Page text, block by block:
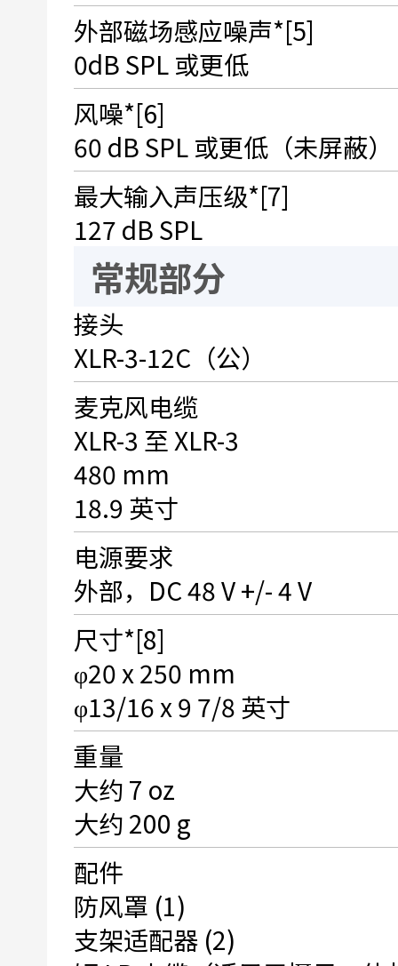
外部磁场感应噪声*[5]
0dB SPL 或更低
风噪*[6]
60 dB SPL 或更低（未屏蔽）
最大输入声压级*[7]
127 dB SPL
常规部分
接头
XLR-3-12C（公）
麦克风电缆
XLR-3 至 XLR-3
480 mm
18.9 英寸
电源要求
外部，DC 48 V +/- 4 V
尺寸*[8]
φ20 x 250 mm
φ13/16 x 9 7/8 英寸
重量
大约 7 oz
大约 200 g
配件
防风罩 (1)
支架适配器 (2)